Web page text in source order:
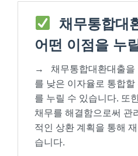
채무통합대
어떤 이점을 누
→
채무통합대환대출
를 낮은 이자율로 통합
를 누릴 수 있습니다. 또
채무를 해결함으로써 관
적인 상환 계획을 통해
습니다.